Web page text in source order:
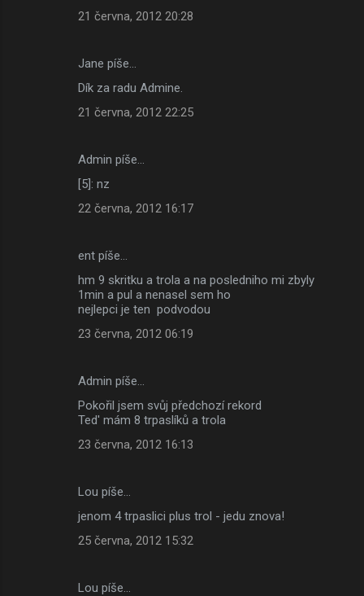
21 června, 2012 20:28
Jane píše…
Dík za radu Admine.
21 června, 2012 22:25
Admin píše…
[5]: nz
22 června, 2012 16:17
ent píše…
hm 9 skritku a trola a na posledniho mi zbyly
1min a pul a nenasel sem ho
nejlepci je ten podvodou
23 června, 2012 06:19
Admin píše…
Pokořil jsem svůj předchozí rekord
Ted' mám 8 trpaslíků a trola
23 června, 2012 16:13
Lou píše…
jenom 4 trpaslici plus trol - jedu znova!
25 června, 2012 15:32
Lou píše…